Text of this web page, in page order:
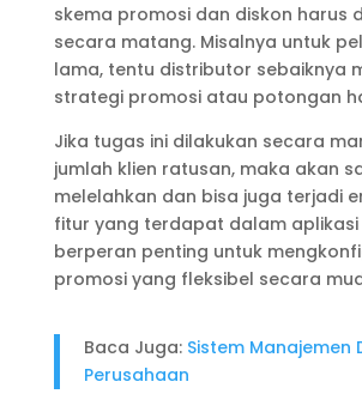
skema promosi dan diskon harus
secara matang. Misalnya untuk
lama, tentu distributor sebaiknya
strategi promosi atau potongan
Jika tugas ini dilakukan secara
jumlah klien ratusan, maka akan
melelahkan dan bisa juga terjadi
fitur yang terdapat dalam aplikasi
berperan penting untuk
promosi yang fleksibel secara
Baca Juga: Sistem Manajemen
Perusahaan